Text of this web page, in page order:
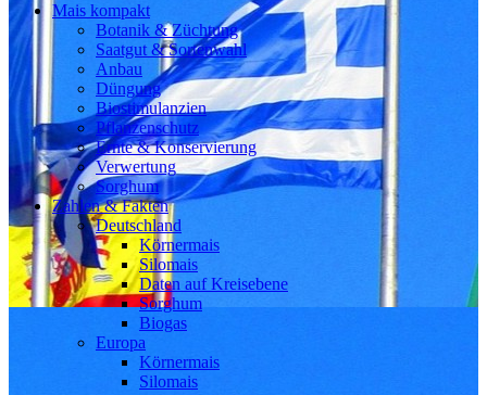
Mais kompakt
Botanik & Züchtung
Saatgut & Sortenwahl
Anbau
Düngung
Biostimulanzien
Pflanzenschutz
Ernte & Konservierung
Verwertung
Sorghum
Zahlen & Fakten
Deutschland
Körnermais
Silomais
Daten auf Kreisebene
Sorghum
Biogas
Europa
Körnermais
Silomais